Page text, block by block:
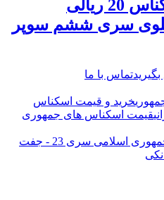
بسته 1 تا 100 اسکناس 20 ریالی
سری ششم سوپر
تماس با ما
خرید و قیمت اسکناس
قیمت اسکناس های جمهوری